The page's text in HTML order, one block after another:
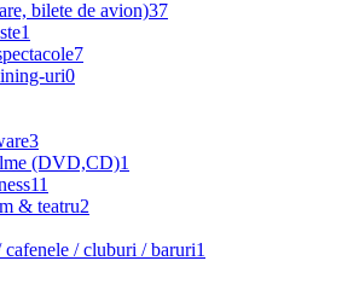
bilete de avion)37
1
7
uri0
3
(DVD,CD)1
11
& teatru2
cafenele / cluburi / baruri1